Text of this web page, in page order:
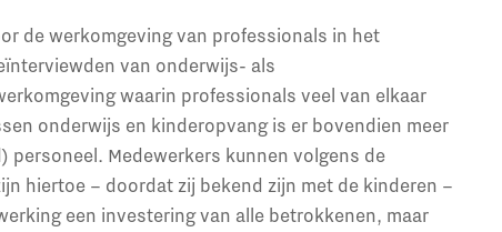
de werkomgeving van professionals in het
van onderwijs- als
waarin professionals veel van elkaar
onderwijs en kinderopvang is er bovendien meer
Medewerkers kunnen volgens de
hiertoe – doordat zij bekend zijn met de kinderen –
een investering van alle betrokkenen, maar